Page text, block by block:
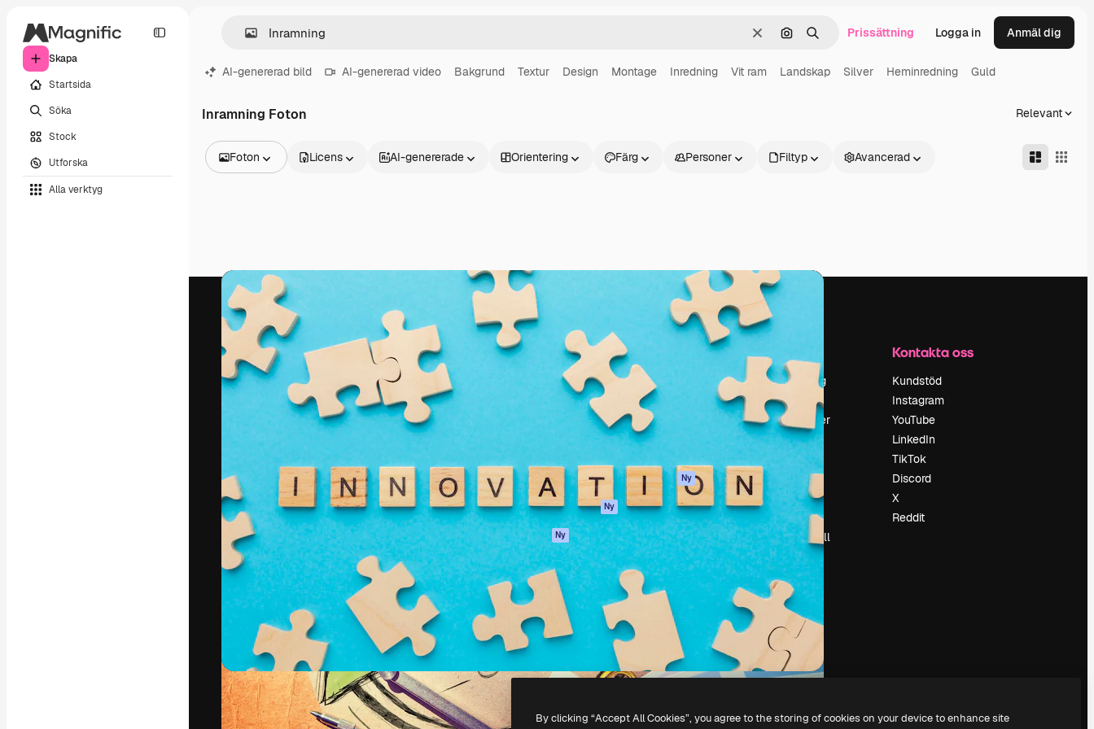
Skapa
Startsida
Söka
Stock
Utforska
Alla verktyg
RensaSök efter bild
Söka Prissättning Logga in Anmäl dig
AI-genererad bild AI-genererad video Bakgrund Textur Design Montage Inredning Vit ram Landskap Silver Heminredning Guld
Inramning Foton Relevant
Foton
Videor
Filmmaterial
Rörlig grafik
Videomallar
Ikoner
3D-modeller
Teckensnitt
Licens AI-genererade Orientering Färg Personer Filtyp Avancerad
Den kreativa plattformen för att förverkliga
ditt bästa arbete. Mer än 1 miljon
prenumeranter bland kreatörer, företag,
byråer och studior.
Svenska
Produkter
AI-assistent
AI-bildgenerator
AI-videogenerator
AI-röstgenerator
Stock-innehåll
MCP för
Claude/ChatGPT
Ny
Agenter Ny
API
Mobilapp
Alla Magnific-
Kom igång
Academy
Dokumentation
Support
Användarvillkor
Integritetspolicy
Original Ny
Cookies policy
Förtroendecenter
Affiliates
Företag
Företag
Prissättning
Om oss
Recensioner
Karriär
Söktrender
Blogg
Händelser
Slidesgo
Sälj innehåll
Pressrum
Söker efter
magnific.ai
Kontakta oss
Kundstöd
Instagram
YouTube
LinkedIn
TikTok
Discord
X
Reddit
Copyright © 2010- 2026 Freepik Company S.L.U. Alla rättigheter reserverade
By clicking “Accept All Cookies”, you agree to the storing of cookies on your device to enhance site